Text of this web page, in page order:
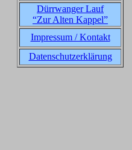
Dürrwanger Lauf
“Zur Alten Kappel”
Impressum / Kontakt
Datenschutzerklärung